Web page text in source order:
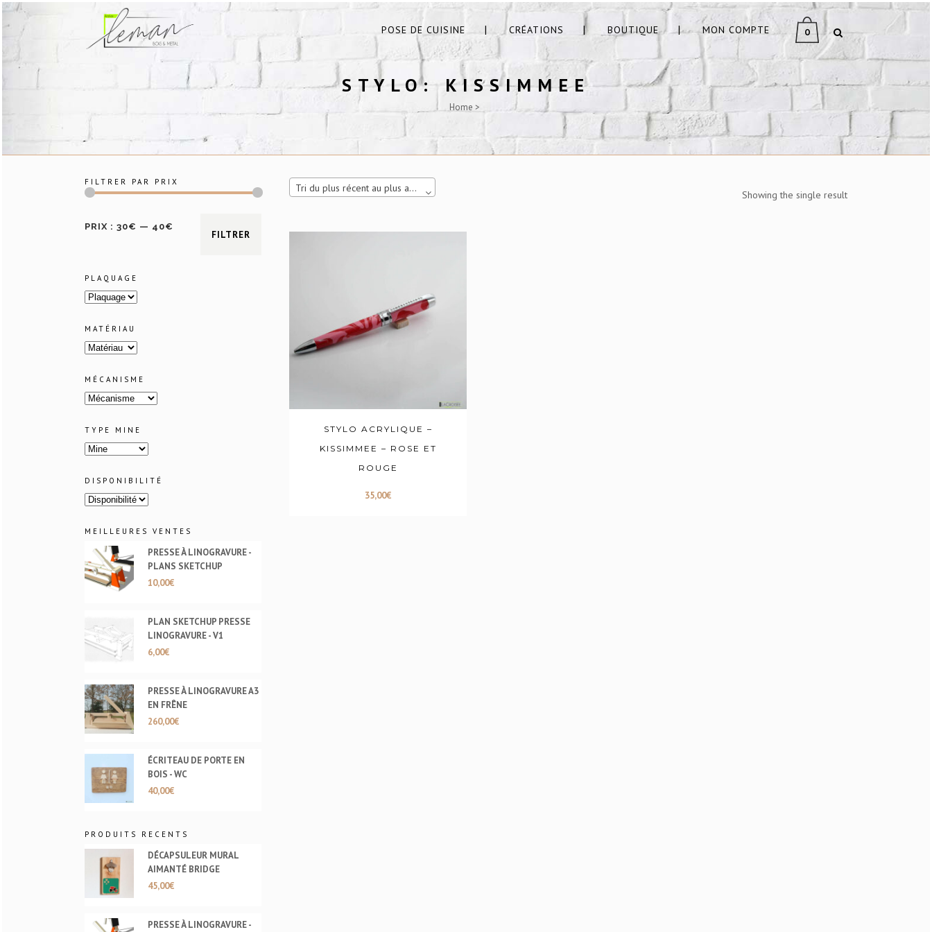
0
POSE DE CUISINE CRÉATIONS BOUTIQUE MON COMPTE
STYLO: KISSIMMEE
Home >
FILTRER PAR PRIX
Prix
Prix
FILTRER
PRIX : 30€ — 40€
PLAQUAGE
MATÉRIAU
MÉCANISME
TYPE MINE
DISPONIBILITÉ
MEILLEURES VENTES
PRESSE À LINOGRAVURE -
PLANS SKETCHUP
10,00€
PLAN SKETCHUP PRESSE
LINOGRAVURE - V1
6,00€
PRESSE À LINOGRAVURE A3
EN FRÊNE
260,00€
ÉCRITEAU DE PORTE EN
BOIS - WC
40,00€
PRODUITS RECENTS
DÉCAPSULEUR MURAL
AIMANTÉ BRIDGE
45,00€
PRESSE À LINOGRAVURE -
Showing the single result
Tri du plus récent au plus ancien
STYLO ACRYLIQUE –
KISSIMMEE – ROSE ET
ROUGE
35,00€